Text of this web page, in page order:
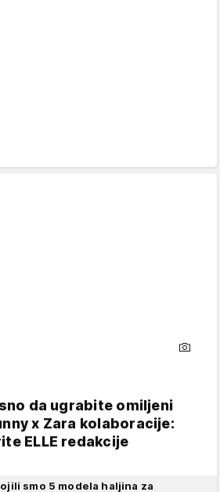
da ugrabite omiljeni
x Zara kolaboracije:
ELLE redakcije
smo 5 modela haljina za